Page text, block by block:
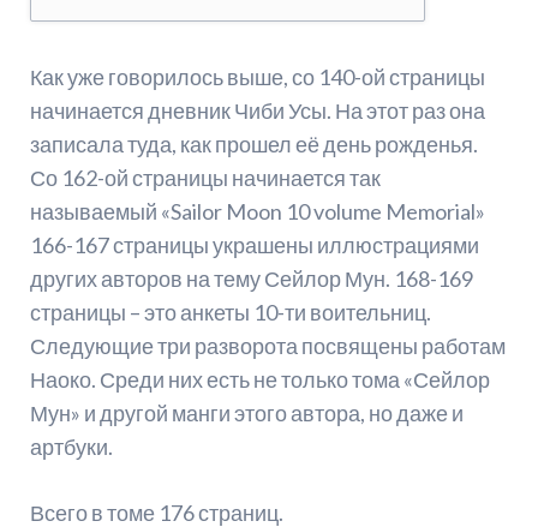
Как уже говорилось выше, со 140-ой страницы
начинается дневник Чиби Усы. На этот раз она
записала туда, как прошел её день рожденья.
Со 162-ой страницы начинается так
называемый «Sailor Moon 10 volume Memorial»
166-167 страницы украшены иллюстрациями
других авторов на тему Сейлор Мун. 168-169
страницы – это анкеты 10-ти воительниц.
Следующие три разворота посвящены работам
Наоко. Среди них есть не только тома «Сейлор
Мун» и другой манги этого автора, но даже и
артбуки.
Всего в томе 176 страниц.